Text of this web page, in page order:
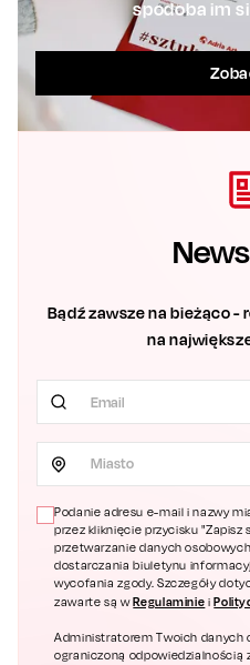
spodoba im
Bądź zawsze na bieżąco -
na
Miasto
Podanie adresu e-mail i nazwy
przez kliknięcie przycisku "Zapisz
przetwarzanie danych
dostarczania biuletynu
wycofania zgody. Szczegóły
zawarte są wRegulaminie i
Administratorem Twoich danych
ograniczoną odpowiedzialnością